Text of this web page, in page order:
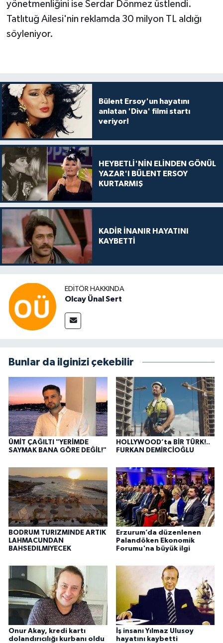
yönetmenliğini ise Serdar Dönmez üstlendi.
Tatlıtuğ Ailesi'nin reklamda 30 milyon TL aldığı
söyleniyor.
Bülent Ersoy'un hayatını
anlatan 'Diva' filmi startı
veriyor!
HEYBETLİ'NİN ELİNDEN GÖNÜL
YAZAR'I BÜLENT ERSOY
KURTARMIŞ
KADİR İNANIR HAYATINI
KAYBETTİ
EDITÖR HAKKINDA
Olcay Ünal Sert
Bunlar da ilginizi çekebilir
ÜMİT ÇAĞILTI "YERİMDE
SAYMAK BANA GÖRE DEĞİL!"
HOLLYWOOD’ta BİR TÜRK!..
FURKAN DEMİRCİOĞLU
BODRUM TURIZMINDE ARTIK
LAHMACUNDAN
BAHSEDILMIYECEK
Erzurum’da düzenlenen
Palandöken Ekonomik
Forumu'na büyük ilgi
Onur Akay, kredi kartı
dolandırıcılığı kurbanı oldu
İş insanı Yılmaz Ulusoy
hayatını kaybetti